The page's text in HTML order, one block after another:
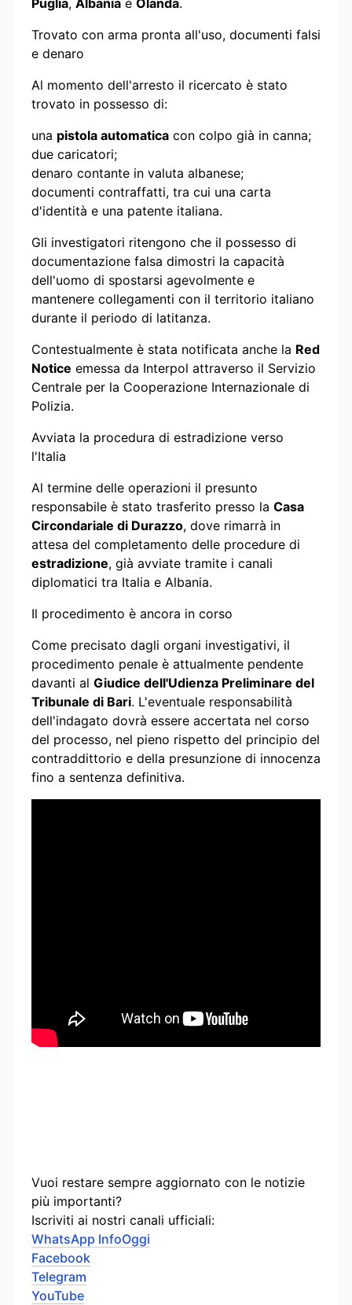
Trovato con arma pronta all'uso, documenti falsi
e denaro
Al momento dell'arresto il ricercato è stato
trovato in possesso di:
una pistola automatica con colpo già in canna;
due caricatori;
denaro contante in valuta albanese;
documenti contraffatti, tra cui una carta
d'identità e una patente italiana.
Gli investigatori ritengono che il possesso di
documentazione falsa dimostri la capacità
dell'uomo di spostarsi agevolmente e
mantenere collegamenti con il territorio italiano
durante il periodo di latitanza.
Contestualmente è stata notificata anche la Red
Notice emessa da Interpol attraverso il Servizio
Centrale per la Cooperazione Internazionale di
Polizia.
Avviata la procedura di estradizione verso
l'Italia
Al termine delle operazioni il presunto
responsabile è stato trasferito presso la Casa
Circondariale di Durazzo, dove rimarrà in
attesa del completamento delle procedure di
estradizione, già avviate tramite i canali
diplomatici tra Italia e Albania.
Il procedimento è ancora in corso
Come precisato dagli organi investigativi, il
procedimento penale è attualmente pendente
davanti al Giudice dell'Udienza Preliminare del
Tribunale di Bari. L'eventuale responsabilità
dell'indagato dovrà essere accertata nel corso
del processo, nel pieno rispetto del principio del
contraddittorio e della presunzione di innocenza
fino a sentenza definitiva.
Vuoi restare sempre aggiornato con le notizie
più importanti?
Iscriviti ai nostri canali ufficiali:
WhatsApp InfoOggi
Facebook
Telegram
YouTube